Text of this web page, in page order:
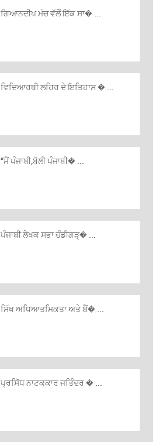
ਗਿਆਨਦੀਪ ਮੰਚ ਵੱਲੋਂ ਇੱਕ ਸਾ� ...
ਵਿਦਿਆਰਥੀ ਲਹਿਰ ਦੇ ਇਤਿਹਾਸ � ...
“ਮੈਂ ਪੰਜਾਬੀ,ਬੋਲੀ ਪੰਜਾਬੀ� ...
ਪੰਜਾਬੀ ਲੇਖਕ ਸਭਾ ਚੰਡੀਗੜ੍� ...
ਸਿੱਖ ਅਧਿਆਤਮਿਕਤਾ ਅਤੇ ਬੈਂ� ...
ਪ੍ਰਸਿੱਧ ਨਾਟਕਕਾਰ ਜਤਿੰਦਰ � ...